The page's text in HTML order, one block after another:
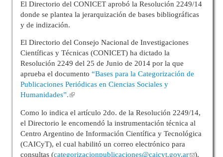
El Directorio del CONICET aprobó la Resolución 2249/14
donde se plantea la jerarquización de bases bibliográficas
y de indización.
El Directorio del Consejo Nacional de Investigaciones
Científicas y Técnicas (CONICET) ha dictado la
Resolución 2249 del 25 de Junio de 2014 por la que
aprueba el documento “Bases para la Categorización de
Publicaciones Periódicas en Ciencias Sociales y
Humanidades”.
Como lo indica el artículo 2do. de la Resolución 2249/14,
el Directorio le encomendó la instrumentación técnica al
Centro Argentino de Información Científica y Tecnológica
(CAICyT), el cual habilitó un correo electrónico para
consultas (categorizacionpublicaciones@caicyt.gov.ar ).